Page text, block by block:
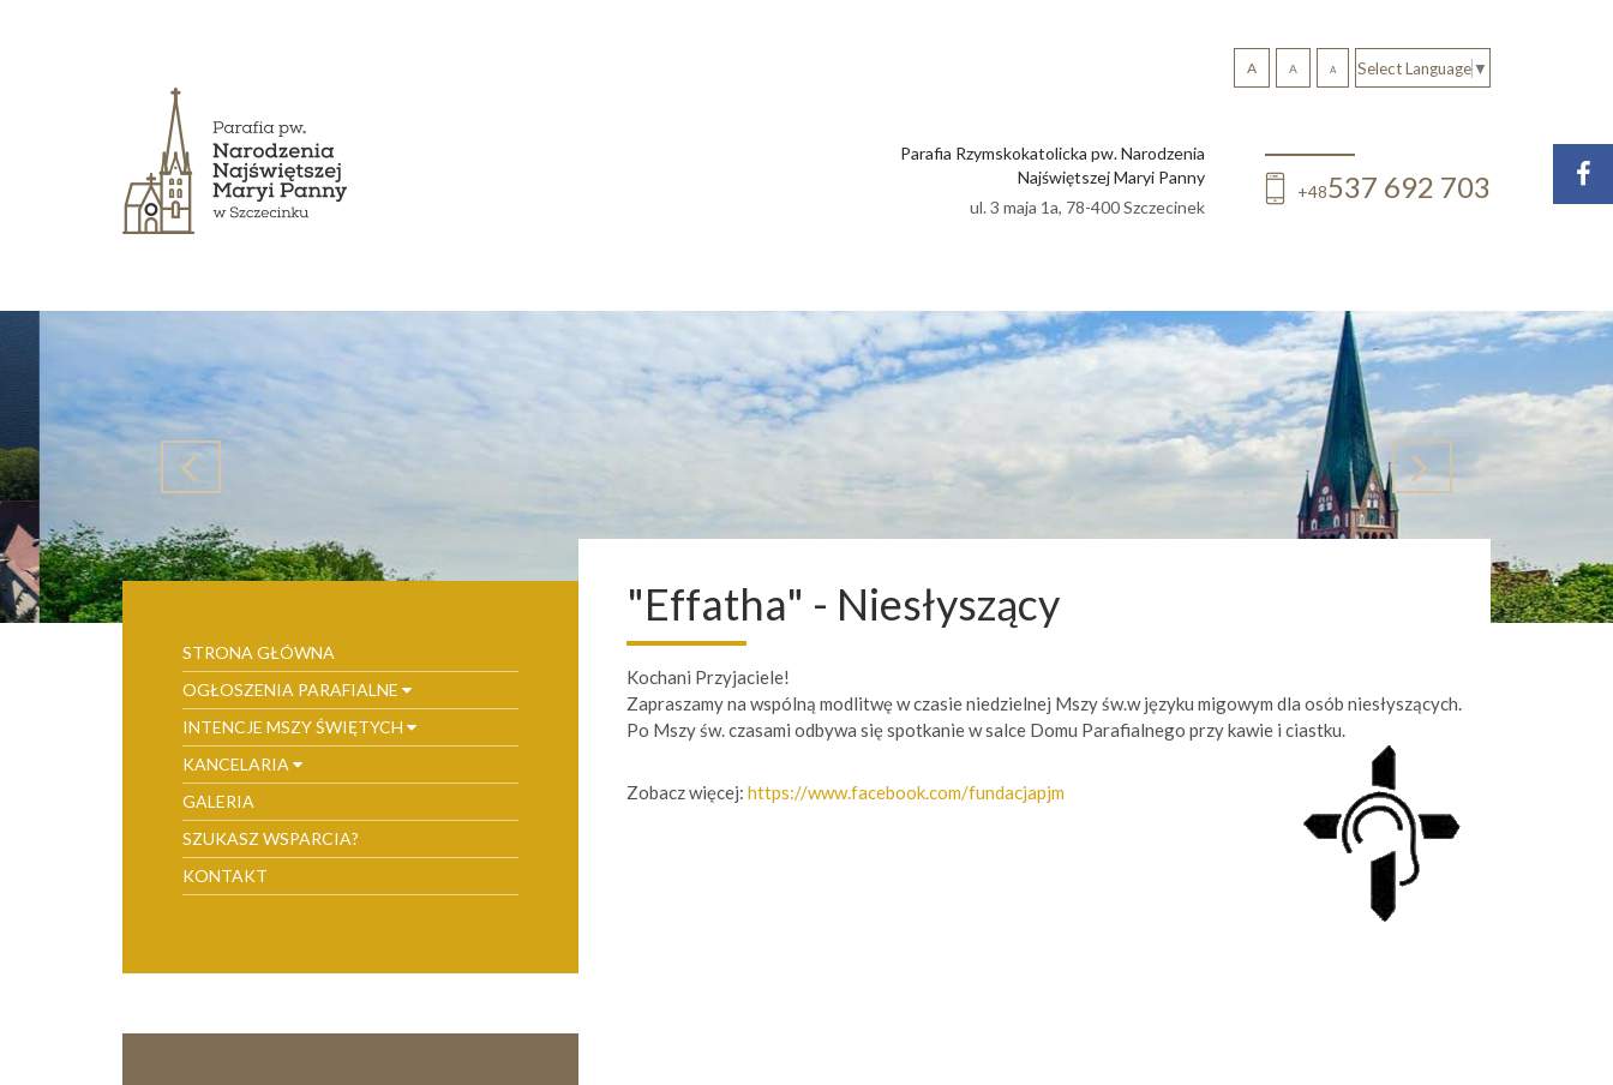
Select Language ▼
A
A
A
Parafia Rzymskokatolicka pw. Narodzenia
Najświętszej Maryi Panny
ul. 3 maja 1a, 78-400 Szczecinek
+48537 692 703
STRONA GŁÓWNA
OGŁOSZENIA PARAFIALNE
INTENCJE MSZY ŚWIĘTYCH
KANCELARIA
GALERIA
SZUKASZ WSPARCIA?
KONTAKT
"Effatha" - Niesłyszący
Kochani Przyjaciele!
Zapraszamy na wspólną modlitwę w czasie niedzielnej Mszy św.w języku migowym dla osób niesłyszących.
Po Mszy św. czasami odbywa się spotkanie w salce Domu Parafialnego przy kawie i ciastku.
Zobacz więcej: https://www.facebook.com/fundacjapjm